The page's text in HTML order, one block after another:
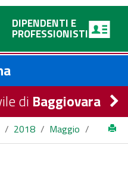
DIPENDENTI E
PROFESSIONISTI
di Baggiovara
/ 2018 / Maggio /